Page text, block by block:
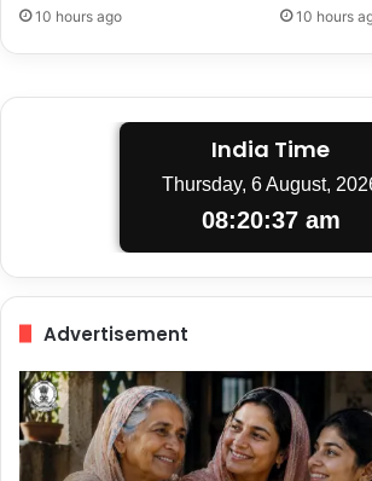
10 hours ago 10 hours
India Time
Thursday, 6 August,
08:20:38 am
Advertisement